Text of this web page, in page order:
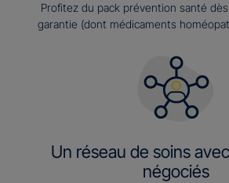
Profitez du pack prévention santé
garantie (dont médicaments
Un réseau de soins
négociés